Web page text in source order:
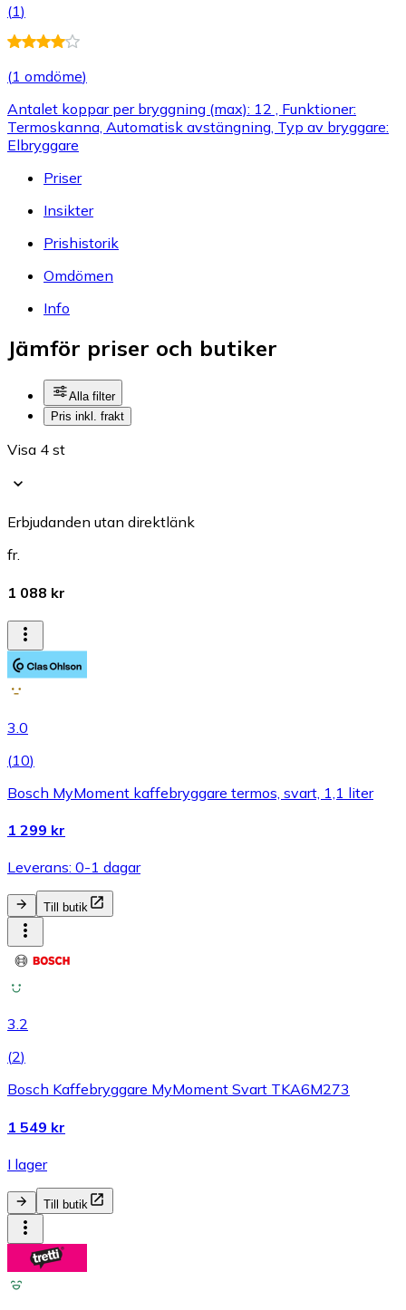
(1)
(1 omdöme)
Antalet koppar per bryggning (max): 12 , Funktioner:
Termoskanna, Automatisk avstängning, Typ av bryggare:
Elbryggare
Priser
Insikter
Prishistorik
Omdömen
Info
Jämför priser och butiker
Alla filter
Pris inkl. frakt
Visa 4 st
Erbjudanden utan direktlänk
fr.
1 088 kr
3.0
(10)
Bosch MyMoment kaffebryggare termos, svart, 1,1 liter
1 299 kr
Leverans: 0-1 dagar
Till butik
3.2
(2)
Bosch Kaffebryggare MyMoment Svart TKA6M273
1 549 kr
I lager
Till butik